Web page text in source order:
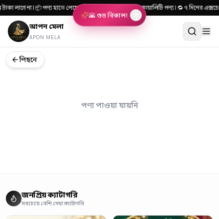
🌇 শুভ বিকাল!
লাগে না | 📦 পণ্য হাতে পেয়ে দেখে টাকা দিন | 🎯 ১০০% কোয়ালিটি পণ্য | 🔁 ৭ দিনের
আপন মেলা
APON MELA
পিছনে
পণ্য পাওয়া যায়নি
জনপ্রিয় ক্যাটাগরি
সবচেয়ে বেশি দেখা ক্যাটাগরি